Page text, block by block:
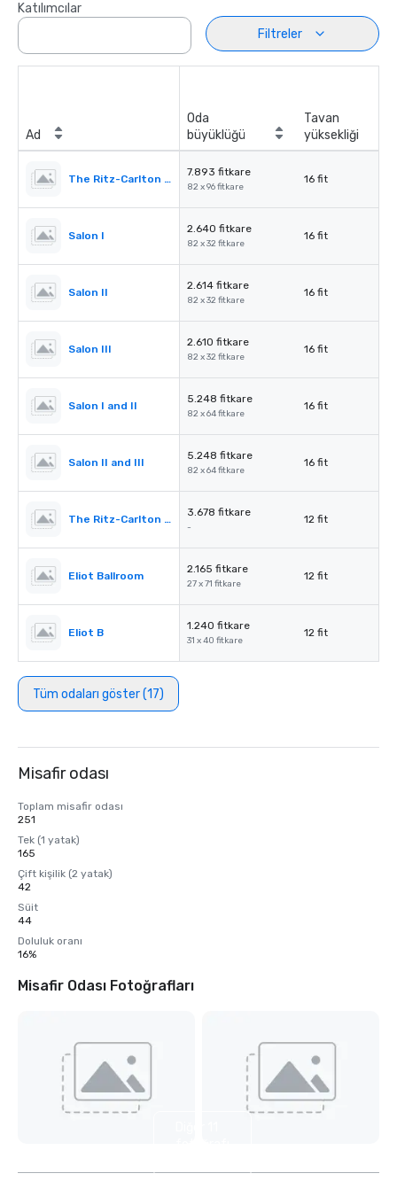
Katılımcılar
Filtreler
Ad
Oda
büyüklüğü
Tavan
yüksekliği
The Ritz-Carlton Ballroom
7.893 fitkare
82 x 96 fitkare
16 fit
Salon I
2.640 fitkare
82 x 32 fitkare
16 fit
Salon II
2.614 fitkare
82 x 32 fitkare
16 fit
Salon III
2.610 fitkare
82 x 32 fitkare
16 fit
Salon I and II
5.248 fitkare
82 x 64 fitkare
16 fit
Salon II and III
5.248 fitkare
82 x 64 fitkare
16 fit
The Ritz-Carlton Pre-Function
3.678 fitkare
-
12 fit
Eliot Ballroom
2.165 fitkare
27 x 71 fitkare
12 fit
Eliot B
1.240 fitkare
31 x 40 fitkare
12 fit
Tüm odaları göster (17)
Misafir odası
Toplam misafir odası
251
Tek (1 yatak)
165
Çift kişilik (2 yatak)
42
Süit
44
Doluluk oranı
16%
Misafir Odası Fotoğrafları